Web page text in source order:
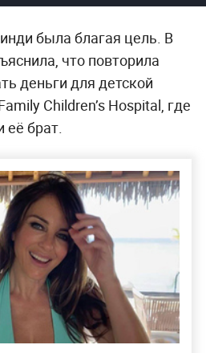
была благая цель. В
что повторила
деньги для детской
Children’s Hospital, где
её брат.